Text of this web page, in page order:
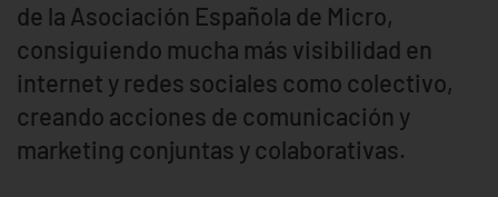
de la Asociación Española de Micro,
consiguiendo mucha más visibilidad en
internet y redes sociales como colectivo,
creando acciones de comunicación y
marketing conjuntas y colaborativas.